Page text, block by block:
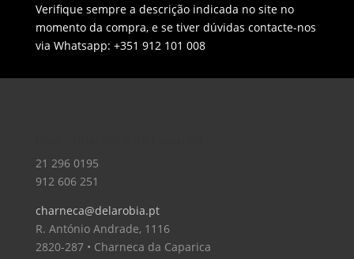
Verifique sempre a descrição indicada no site no
momento da compra, e se tiver dúvidas contacte-nos
via Whatsapp: +351 912 101 008
21 296 0195
912 606 251
charneca@delarobia.pt
R. António Andrade, 1116
2820-287 • Charneca da Caparica